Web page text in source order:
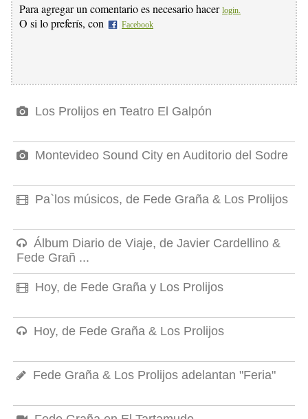
Para agregar un comentario es necesario hacer login.
O si lo preferís, con Facebook
Los Prolijos en Teatro El Galpón
Montevideo Sound City en Auditorio del Sodre
Pa`los músicos, de Fede Graña & Los Prolijos
Álbum Diario de Viaje, de Javier Cardellino &
Fede Grañ ...
Hoy, de Fede Graña y Los Prolijos
Hoy, de Fede Graña & Los Prolijos
Fede Graña & Los Prolijos adelantan "Feria"